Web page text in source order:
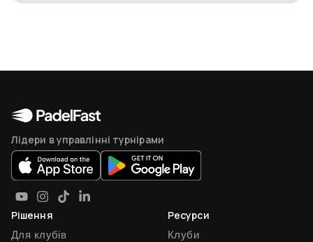
Лідери в управлінні турнірами
Рішення
Для клубів
Ресурси
Клуби